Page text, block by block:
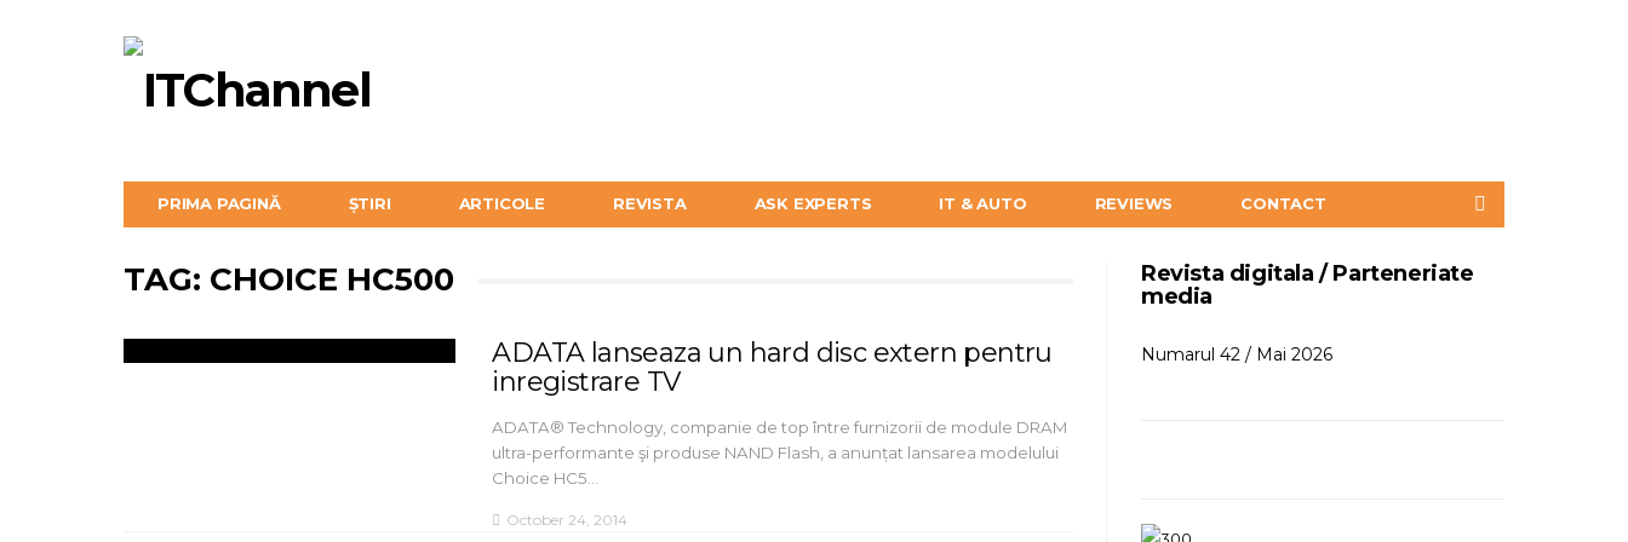
PRIMA PAGINĂ ȘTIRI ARTICOLE REVISTA ASK EXPERTS IT & AUTO REVIEWS CONTACT
TAG: CHOICE HC500
ADATA lanseaza un hard disc extern pentru
inregistrare TV
ADATA® Technology, companie de top între furnizorii de module DRAM
ultra-performante şi produse NAND Flash, a anunțat lansarea modelului
Choice HC5…
October 24, 2014
Revista digitala / Parteneriate
media
Numarul 42 / Mai 2026